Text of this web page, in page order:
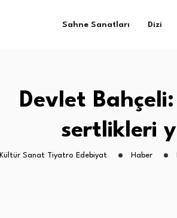
Sahne Sanatları Dizi
Devlet
sertlikleri
Kültür Sanat Tiyatro Edebiyat Haber